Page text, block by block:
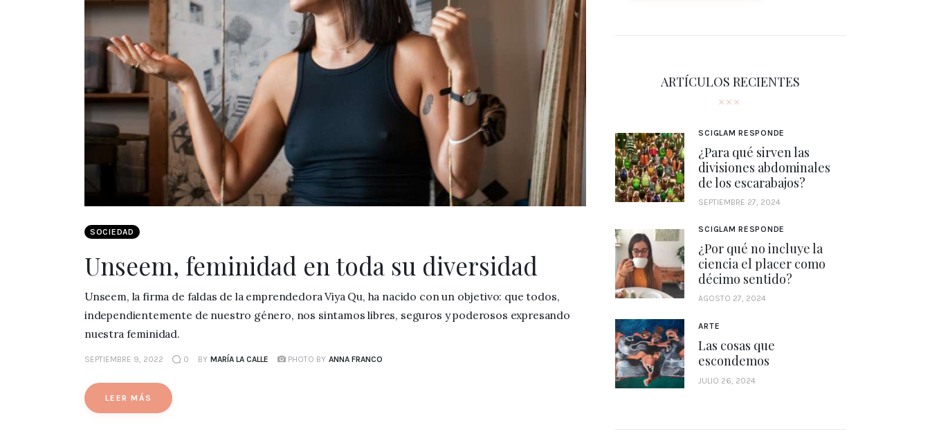
SOCIEDAD
Unseem, feminidad en toda su diversidad
Unseem, la firma de faldas de la emprendedora Viya Qu, ha nacido con un objetivo: que todos,
independientemente de nuestro género, nos sintamos libres, seguros y poderosos expresando
nuestra feminidad.
SEPTIEMBRE 9, 2022 0 BY MARÍA LA CALLE PHOTO BY ANNA FRANCO
LEER MÁS
ARTÍCULOS RECIENTES
SCIGLAM RESPONDE
¿Para qué sirven las
divisiones abdominales
de los escarabajos?
SEPTIEMBRE 27, 2024
SCIGLAM RESPONDE
¿Por qué no incluye la
ciencia el placer como
décimo sentido?
AGOSTO 27, 2024
ARTE
Las cosas que
escondemos
JULIO 26, 2024